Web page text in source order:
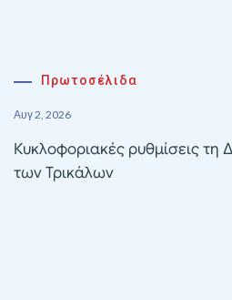
Πρωτοσέλιδα
Αυγ 2, 2026
Κυκλοφοριακές ρυθμίσεις τη
των Τρικάλων